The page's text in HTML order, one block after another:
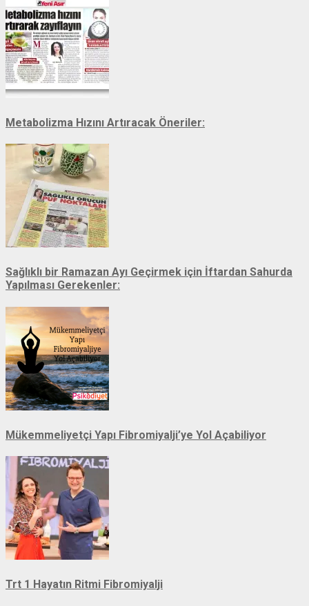
Metabolizma Hızını Artıracak Öneriler:
Sağlıklı bir Ramazan Ayı Geçirmek için İftardan Sahurda
Yapılması Gerekenler:
Mükemmeliyetçi Yapı Fibromiyalji’ye Yol Açabiliyor
Trt 1 Hayatın Ritmi Fibromiyalji